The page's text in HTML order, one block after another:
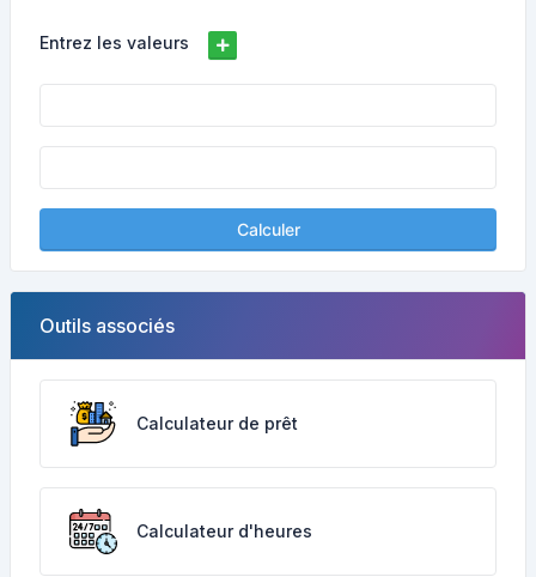
Entrez les valeurs
Calculer
Outils associés
Calculateur de prêt
Calculateur d'heures